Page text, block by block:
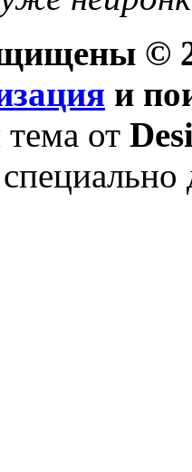
©
и
от